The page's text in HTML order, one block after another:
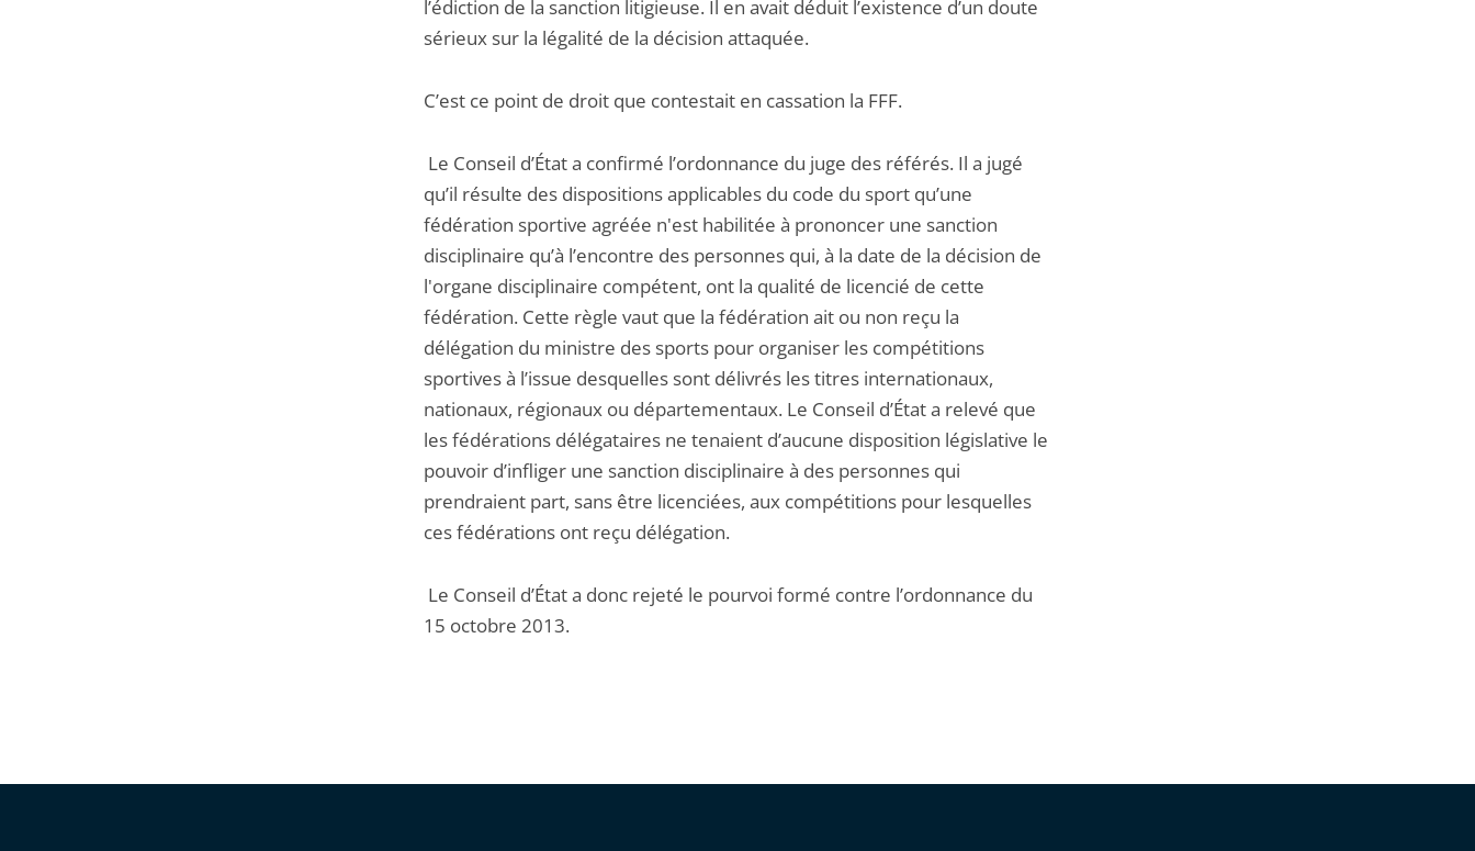
l’édiction de la sanction litigieuse. Il en avait déduit l’existence d’un doute
sérieux sur la légalité de la décision attaquée.
C’est ce point de droit que contestait en cassation la FFF.
Le Conseil d’État a confirmé l’ordonnance du juge des référés. Il a jugé
qu’il résulte des dispositions applicables du code du sport qu’une
fédération sportive agréée n'est habilitée à prononcer une sanction
disciplinaire qu’à l’encontre des personnes qui, à la date de la décision de
l'organe disciplinaire compétent, ont la qualité de licencié de cette
fédération. Cette règle vaut que la fédération ait ou non reçu la
délégation du ministre des sports pour organiser les compétitions
sportives à l’issue desquelles sont délivrés les titres internationaux,
nationaux, régionaux ou départementaux. Le Conseil d’État a relevé que
les fédérations délégataires ne tenaient d’aucune disposition législative le
pouvoir d’infliger une sanction disciplinaire à des personnes qui
prendraient part, sans être licenciées, aux compétitions pour lesquelles
ces fédérations ont reçu délégation.
Le Conseil d’État a donc rejeté le pourvoi formé contre l’ordonnance du
15 octobre 2013.